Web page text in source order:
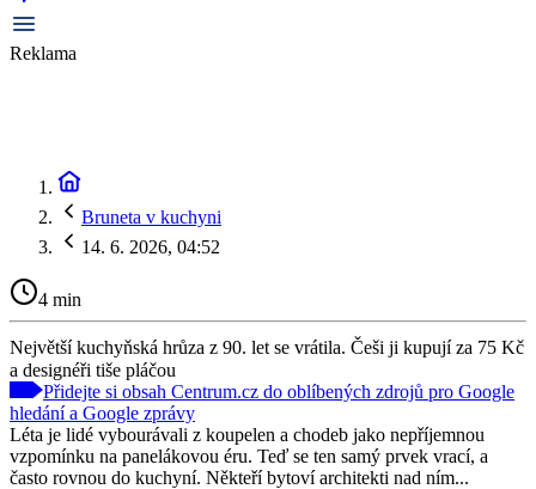
Reklama
Bruneta v kuchyni
14. 6. 2026, 04:52
4 min
Největší kuchyňská hrůza z 90. let se vrátila. Češi ji kupují za 75 Kč
a designéři tiše pláčou
Přidejte si obsah Centrum.cz do oblíbených zdrojů pro Google
hledání a Google zprávy
Léta je lidé vybourávali z koupelen a chodeb jako nepříjemnou
vzpomínku na panelákovou éru. Teď se ten samý prvek vrací, a
často rovnou do kuchyní. Někteří bytoví architekti nad ním...